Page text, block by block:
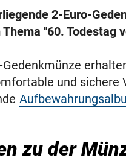
2-Euro-
''60. Todestag
Gedenkmünze
und
zu der